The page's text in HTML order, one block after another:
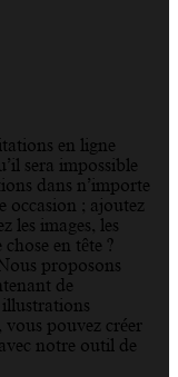
en ligne
sera impossible
dans n’importe
occasion ; ajoutez
les images, les
en tête ?
proposons
de
illustrations
vous pouvez créer
notre outil de